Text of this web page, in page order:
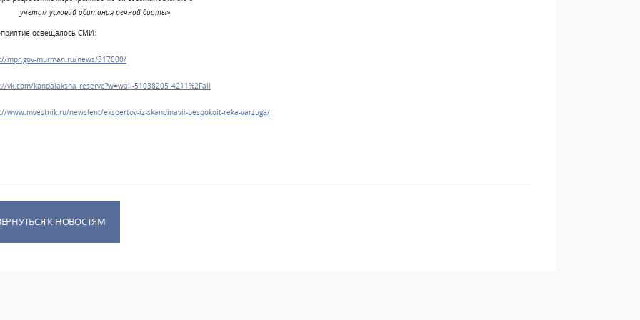
учетом условий обитания речной биоты»
освещалось СМИ:
mpr.gov-murman.ru/news/317000/
vk.com/kandalaksha_reserve?w=wall-51038205_4211%2Fall
www.mvestnik.ru/newslent/ekspertov-iz-skandinavii-bespokoit-reka-varzuga/
К НОВОСТЯМ